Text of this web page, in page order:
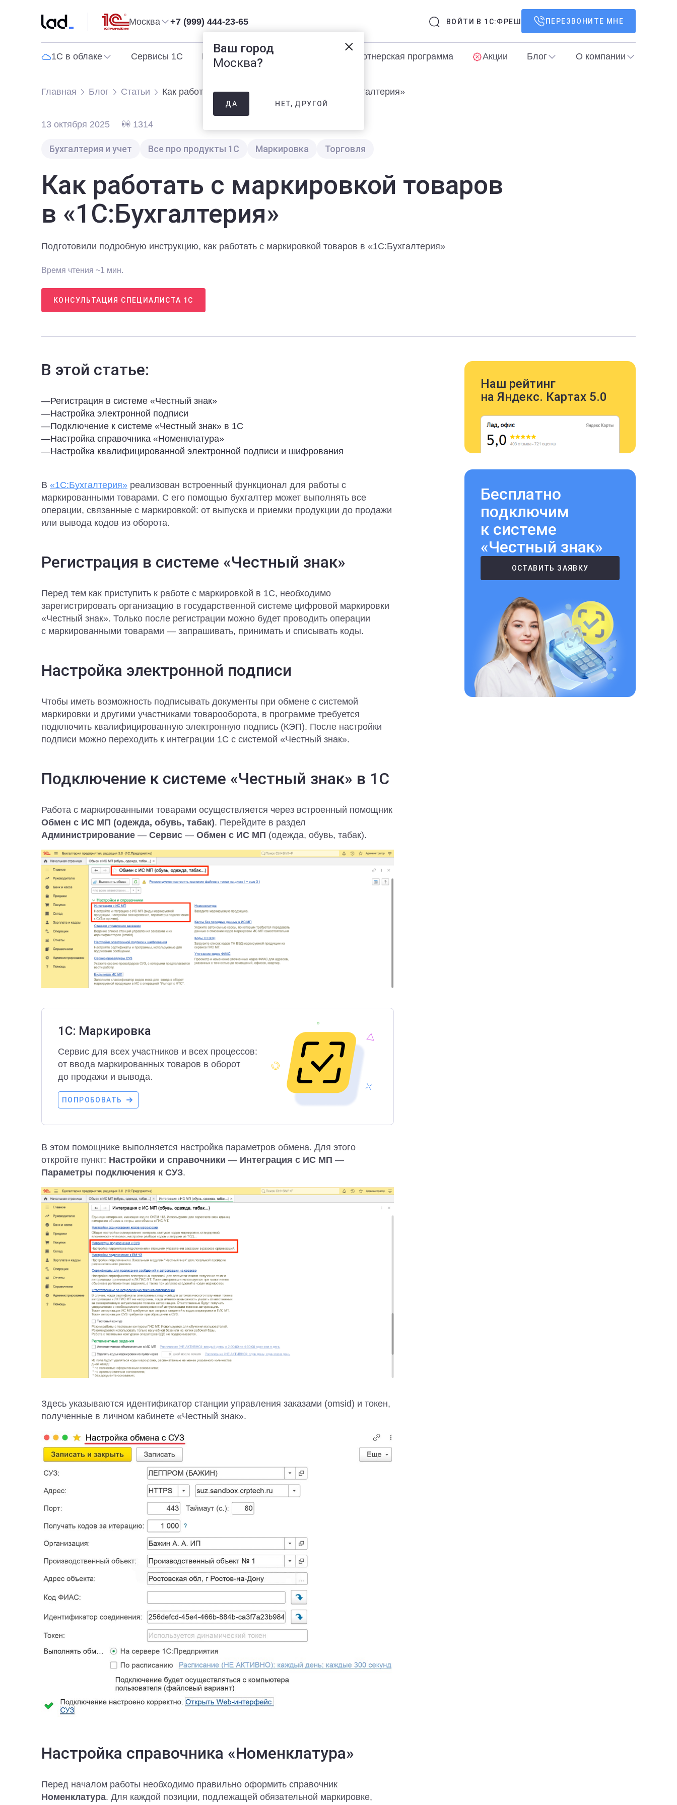
Москва +7 (999) 444-23-65 ВОЙТИ В 1С:ФРЕШ ПЕРЕЗВОНИТЕ МНЕ
1С в облаке Сервисы 1С Программы 1С Партнерская программа Акции Блог О компании
Главная Блог Статьи Как работать с маркировкой товаров в «1С:Бухгалтерия»
13 октября 2025 1314
Бухгалтерия и учет Все про продукты 1С Маркировка Торговля
Как работать с маркировкой товаров
в «1С:Бухгалтерия»
Подготовили подробную инструкцию, как работать с маркировкой товаров в «1С:Бухгалтерия»
Время чтения ~1 мин.
КОНСУЛЬТАЦИЯ СПЕЦИАЛИСТА 1С
Наш рейтинг
на Яндекс. Картах 5.0
Бесплатно
подключим
к системе
«Честный знак»
ОСТАВИТЬ ЗАЯВКУ
В этой статье:
—Регистрация в системе «Честный знак»
—Настройка электронной подписи
—Подключение к системе «Честный знак» в 1С
—Настройка справочника «Номенклатура»
—Настройка квалифицированной электронной подписи и шифрования
В «1С:Бухгалтерия» реализован встроенный функционал для работы с
маркированными товарами. С его помощью бухгалтер может выполнять все
операции, связанные с маркировкой: от выпуска и приемки продукции до продажи
или вывода кодов из оборота.
Регистрация в системе «Честный знак»
Перед тем как приступить к работе с маркировкой в 1С, необходимо
зарегистрировать организацию в государственной системе цифровой маркировки
«Честный знак». Только после регистрации можно будет проводить операции
с маркированными товарами — запрашивать, принимать и списывать коды.
Настройка электронной подписи
Чтобы иметь возможность подписывать документы при обмене с системой
маркировки и другими участниками товарооборота, в программе требуется
подключить квалифицированную электронную подпись (КЭП). После настройки
подписи можно переходить к интеграции 1С с системой «Честный знак».
Подключение к системе «Честный знак» в 1С
Работа с маркированными товарами осуществляется через встроенный помощник
Обмен с ИС МП (одежда, обувь, табак). Перейдите в раздел
Администрирование — Сервис — Обмен с ИС МП (одежда, обувь, табак).
1С: Маркировка
Сервис для всех участников и всех процессов:
от ввода маркированных товаров в оборот
до продажи и вывода.
ПОПРОБОВАТЬ
В этом помощнике выполняется настройка параметров обмена. Для этого
откройте пункт: Настройки и справочники — Интеграция с ИС МП —
Параметры подключения к СУЗ.
Здесь указываются идентификатор станции управления заказами (omsid) и токен,
полученные в личном кабинете «Честный знак».
Настройка справочника «Номенклатура»
Перед началом работы необходимо правильно оформить справочник
Номенклатура. Для каждой позиции, подлежащей обязательной маркировке,
Ваш город
Москва?
ДА НЕТ, ДРУГОЙ